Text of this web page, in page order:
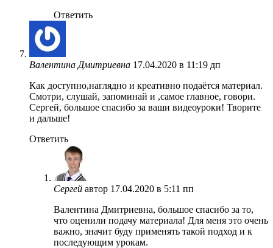
Ответить
Валентина Дмитриевна 17.04.2020 в 11:19 дп
Как доступно,наглядно и креативно подаётся материал.
Смотри, слушай, запоминай и ,самое главное, говори.
Сергей, большое спасибо за ваши видеоуроки! Творите
и дальше!
Ответить
Сергей автор 17.04.2020 в 5:11 пп
Валентина Дмитриевна, большое спасибо за то,
что оценили подачу материала! Для меня это очень
важно, значит буду применять такой подход и к
последующим урокам.